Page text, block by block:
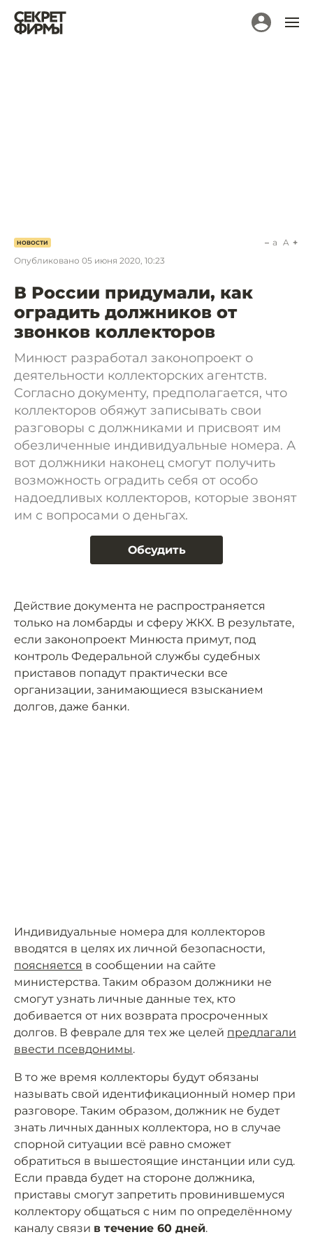
НОВОСТИ
Опубликовано 05 июня 2020, 10:23
a A
В России придумали, как
оградить должников от
звонков коллекторов
Минюст разработал законопроект о
деятельности коллекторских агентств.
Согласно документу, предполагается, что
коллекторов обяжут записывать свои
разговоры с должниками и присвоят им
обезличенные индивидуальные номера. А
вот должники наконец смогут получить
возможность оградить себя от особо
надоедливых коллекторов, которые звонят
им с вопросами о деньгах.
Обсудить
Действие документа не распространяется
только на ломбарды и сферу ЖКХ. В результате,
если законопроект Минюста примут, под
контроль Федеральной службы судебных
приставов попадут практически все
организации, занимающиеся взысканием
долгов, даже банки.
Индивидуальные номера для коллекторов
вводятся в целях их личной безопасности,
поясняется в сообщении на сайте
министерства. Таким образом должники не
смогут узнать личные данные тех, кто
добивается от них возврата просроченных
долгов. В феврале для тех же целей предлагали
ввести псевдонимы.
В то же время коллекторы будут обязаны
называть свой идентификационный номер при
разговоре. Таким образом, должник не будет
знать личных данных коллектора, но в случае
спорной ситуации всё равно сможет
обратиться в вышестоящие инстанции или суд.
Если правда будет на стороне должника,
приставы смогут запретить провинившемуся
коллектору общаться с ним по определённому
каналу связи в течение 60 дней.